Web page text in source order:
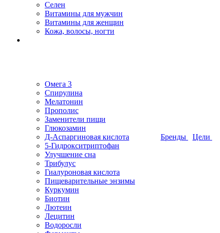
Селен
Витамины для мужчин
Витамины для женщин
Кожа, волосы, ногти
Омега 3
Спирулина
Мелатонин
Прополис
Заменители пищи
Глюкозамин
Д-Аспаргиновая кислота
5-Гидрокситриптофан
Улучшение сна
Трибулус
Гиалуроновая кислота
Пищеварительные энзимы
Куркумин
Биотин
Лютеин
Лецитин
Водоросли
Бренды Цели